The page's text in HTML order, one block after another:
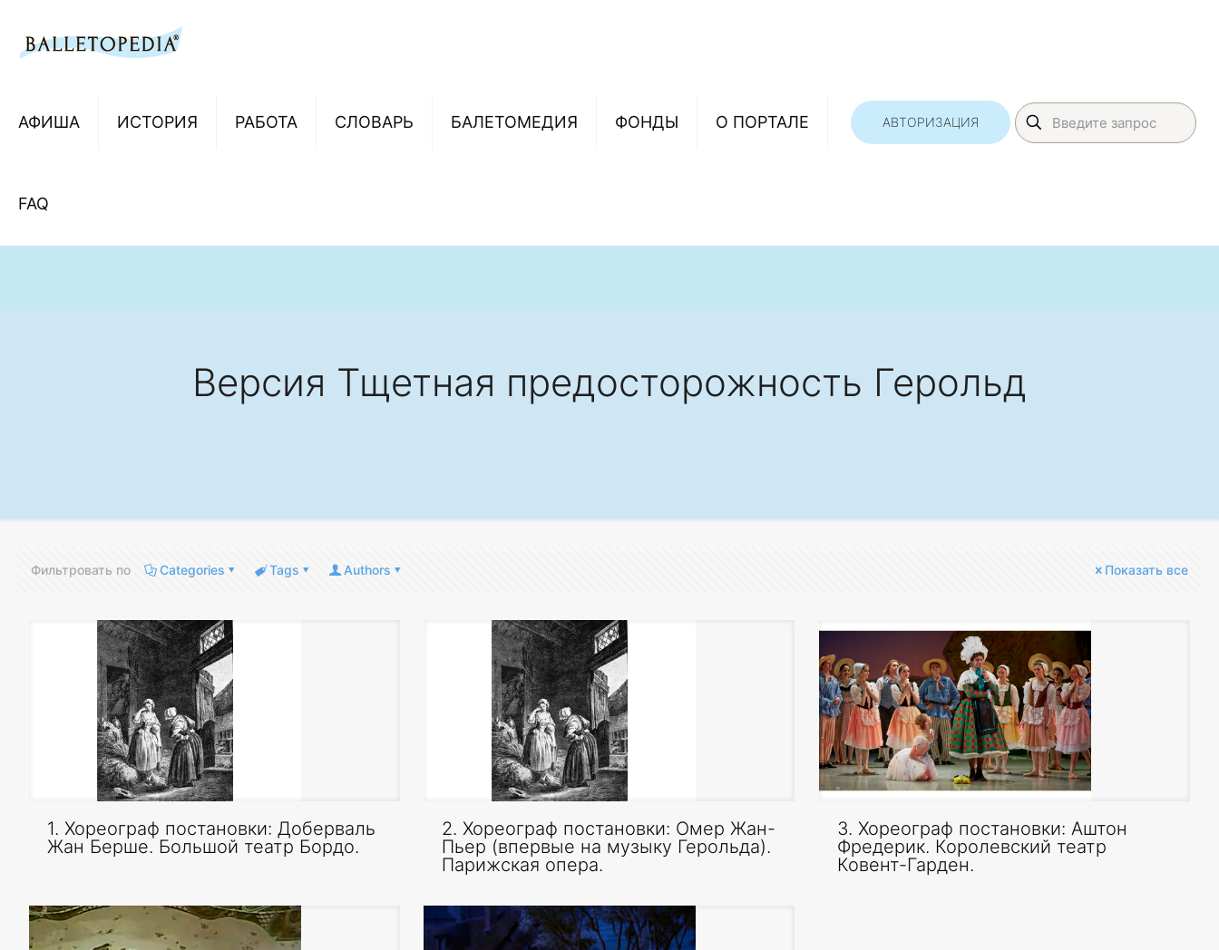
АФИША ИСТОРИЯ РАБОТА СЛОВАРЬ БАЛЕТОМЕДИЯ ФОНДЫ О ПОРТАЛЕ
FAQ
АВТОРИЗАЦИЯ
Версия Тщетная предосторожность Герольд
Фильтровать по Categories Tags Authors Показать все
1. Хореограф постановки: Доберваль
Жан Берше. Большой театр Бордо.
2. Хореограф постановки: Омер Жан-
Пьер (впервые на музыку Герольда).
Парижская опера.
3. Хореограф постановки: Аштон
Фредерик. Королевский театр
Ковент-Гарден.